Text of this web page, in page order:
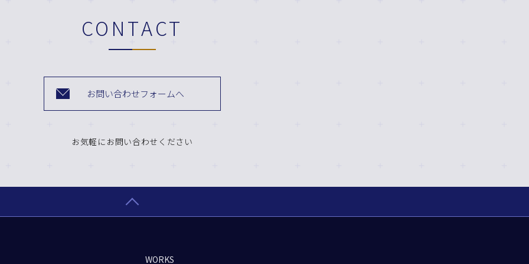
CONTACT
お問い合わせフォームへ
お気軽にお問い合わせください
WORKS